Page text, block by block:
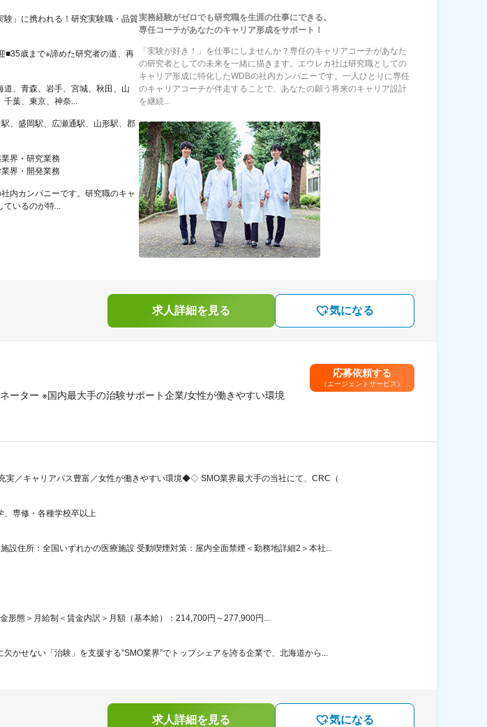
」に携われる！研究実験職・品質
■35歳まで※諦めた研究者の道、再
、青森、岩手、宮城、秋田、山
葉、東京、神奈...
、盛岡駅、広瀬通駅、山形駅、郡
界・研究業務
界・開発業務
内カンパニーです。研究職のキャ
いるのが特...
実務経験がゼロでも研究職を生涯の仕事にできる。
専任コーチがあなたのキャリア形成をサポート！
「実験が好き！」を仕事にしませんか？専任のキャリアコーチがあなた
の研究者としての未来を一緒に描きます。エウレカ社は研究職としての
キャリア形成に特化したWDBの社内カンパニーです。一人ひとりに専任
のキャリアコーチが伴走することで、あなたの願う将来のキャリア設計
を継続...
求人詳細を見る 気になる
ーター ※国内最大手の治験サポート企業/女性が働きやすい環境
応募依頼する
（エージェントサービス）
／キャリアパス豊富／女性が働きやすい環境◆◇ SMO業界最大手の当社にて、CRC（
、専修・各種学校卒以上
設住所：全国いずれかの医療施設 受動喫煙対策：屋内全面禁煙＜勤務地詳細2＞本社...
形態＞月給制＜賃金内訳＞月額（基本給）：214,700円～277,900円...
欠かせない「治験」を支援する”SMO業界”でトップシェアを誇る企業で、北海道から...
求人詳細を見る 気になる